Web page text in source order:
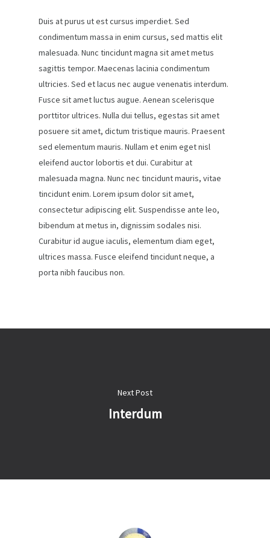
Duis at purus ut est cursus imperdiet. Sed
condimentum massa in enim cursus, sed mattis elit
malesuada. Nunc tincidunt magna sit amet metus
sagittis tempor. Maecenas lacinia condimentum
ultricies. Sed et lacus nec augue venenatis interdum.
Fusce sit amet luctus augue. Aenean scelerisque
porttitor ultrices. Nulla dui tellus, egestas sit amet
posuere sit amet, dictum tristique mauris. Praesent
sed elementum mauris. Nullam et enim eget nisl
eleifend auctor lobortis et dui. Curabitur at
malesuada magna. Nunc nec tincidunt mauris, vitae
tincidunt enim. Lorem ipsum dolor sit amet,
consectetur adipiscing elit. Suspendisse ante leo,
bibendum at metus in, dignissim sodales nisi.
Curabitur id augue iaculis, elementum diam eget,
ultrices massa. Fusce eleifend tincidunt neque, a
porta nibh faucibus non.
Next Post
Interdum